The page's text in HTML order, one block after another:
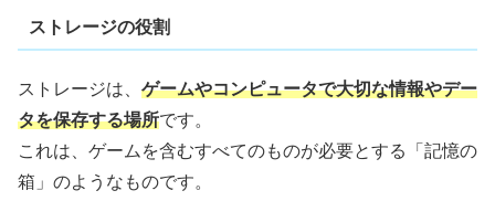
ストレージの役割
ストレージは、 ゲームやコンピュータで大切な情報やデー
タを保存する場所です。
これは、ゲームを含むすべてのものが必要とする「記憶の
箱」のようなものです。